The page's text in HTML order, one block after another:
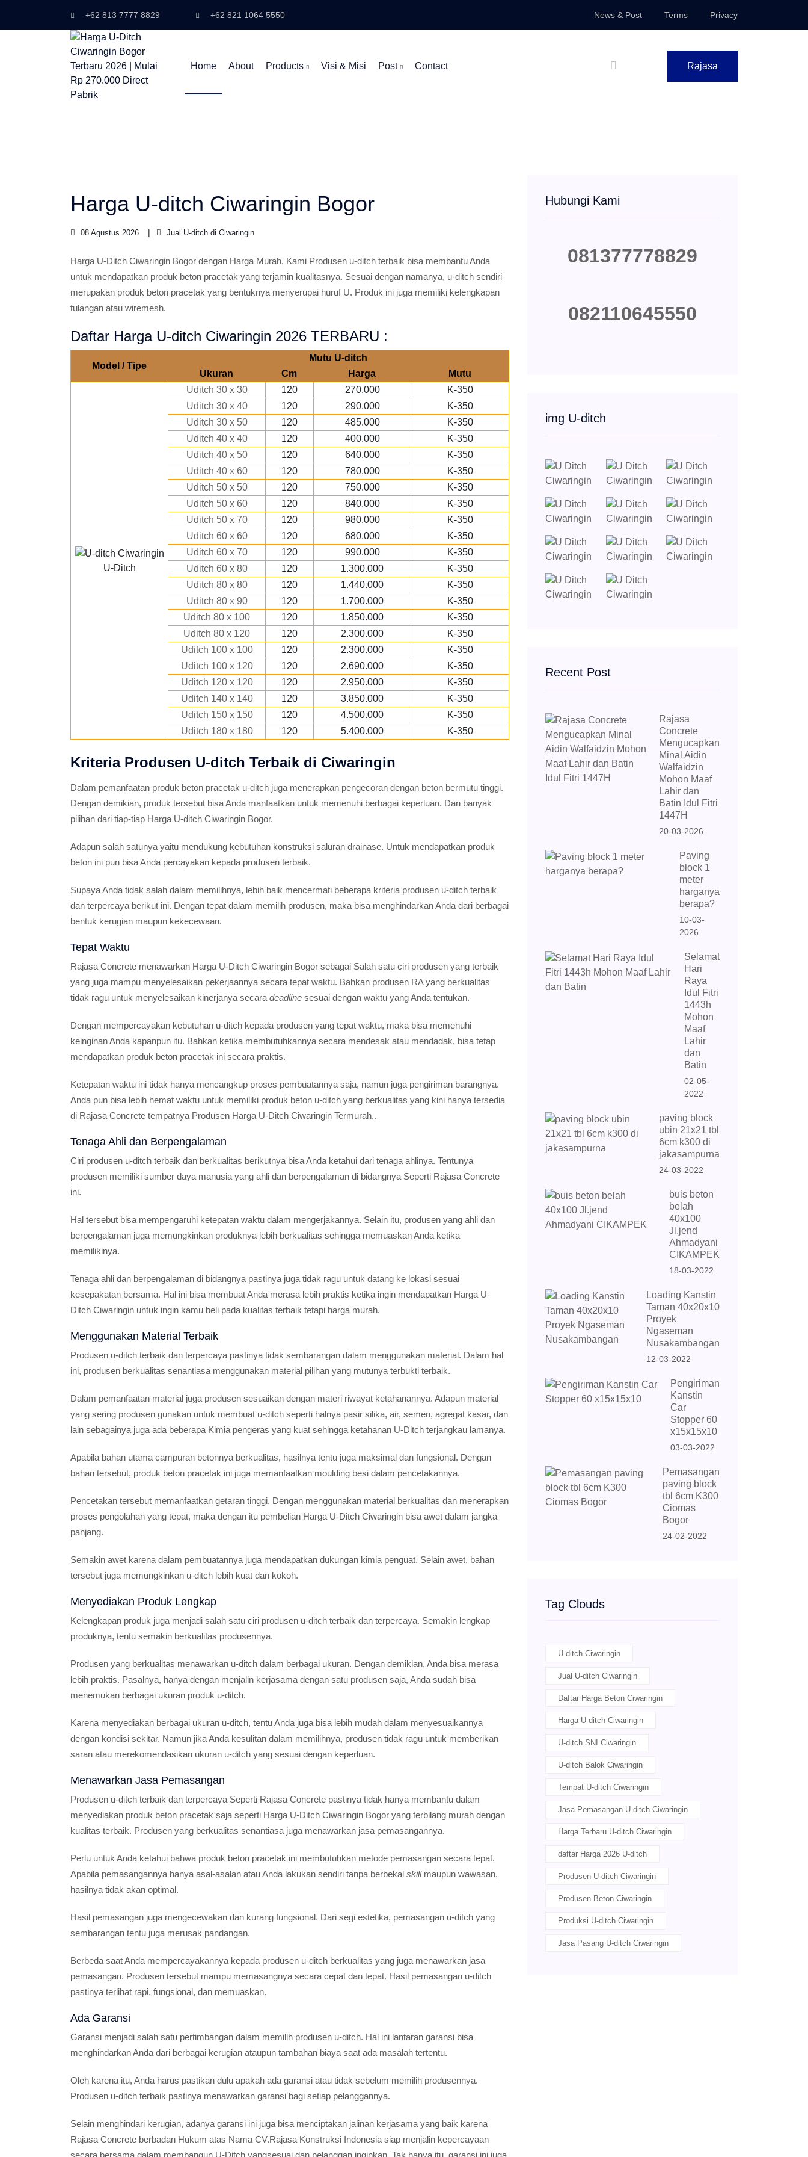
+62 813 7777 8829 +62 821 1064 5550 News & Post Terms Privacy
Home About Products Visi & Misi Post Contact Rajasa
Harga U-ditch Ciwaringin Bogor
08 Agustus 2026 Jual U-ditch di Ciwaringin
Harga U-Ditch Ciwaringin Bogor dengan Harga Murah, Kami Produsen u-ditch terbaik bisa membantu Anda
untuk mendapatkan produk beton pracetak yang terjamin kualitasnya. Sesuai dengan namanya, u-ditch sendiri
merupakan produk beton pracetak yang bentuknya menyerupai huruf U. Produk ini juga memiliki kelengkapan
tulangan atau wiremesh.
Daftar Harga U-ditch Ciwaringin 2026 TERBARU :
Model / Tipe
Mutu U-ditch
Ukuran
Cm Harga Mutu
U-Ditch
Uditch 30 x 30 120 270.000
K-350
Uditch 30 x 40
120 290.000
K-350
Uditch 30 x 50
120 485.000
K-350
Uditch 40 x 40
120 400.000
K-350
Uditch 40 x 50
120 640.000
K-350
Uditch 40 x 60
120 780.000
K-350
Uditch 50 x 50
120 750.000
K-350
Uditch 50 x 60
120 840.000
K-350
Uditch 50 x 70
120 980.000
K-350
Uditch 60 x 60
120 680.000
K-350
Uditch 60 x 70
120 990.000
K-350
Uditch 60 x 80
120 1.300.000
K-350
Uditch 80 x 80
120 1.440.000
K-350
Uditch 80 x 90
120 1.700.000
K-350
Uditch 80 x 100
120 1.850.000
K-350
Uditch 80 x 120
120 2.300.000
K-350
Uditch 100 x 100
120 2.300.000
K-350
Uditch 100 x 120
120 2.690.000
K-350
Uditch 120 x 120
120 2.950.000
K-350
Uditch 140 x 140
120 3.850.000
K-350
Uditch 150 x 150
120 4.500.000
K-350
Uditch 180 x 180
120 5.400.000 K-350
Kriteria Produsen U-ditch Terbaik di Ciwaringin
Dalam pemanfaatan produk beton pracetak u-ditch juga menerapkan pengecoran dengan beton bermutu tinggi.
Dengan demikian, produk tersebut bisa Anda manfaatkan untuk memenuhi berbagai keperluan. Dan banyak
pilihan dari tiap-tiap Harga U-ditch Ciwaringin Bogor.
Adapun salah satunya yaitu mendukung kebutuhan konstruksi saluran drainase. Untuk mendapatkan produk
beton ini pun bisa Anda percayakan kepada produsen terbaik.
Supaya Anda tidak salah dalam memilihnya, lebih baik mencermati beberapa kriteria produsen u-ditch terbaik
dan terpercaya berikut ini. Dengan tepat dalam memilih produsen, maka bisa menghindarkan Anda dari berbagai
bentuk kerugian maupun kekecewaan.
Tepat Waktu
Rajasa Concrete menawarkan Harga U-Ditch Ciwaringin Bogor sebagai Salah satu ciri produsen yang terbaik
yang juga mampu menyelesaikan pekerjaannya secara tepat waktu. Bahkan produsen RA yang berkualitas
tidak ragu untuk menyelesaikan kinerjanya secara deadline sesuai dengan waktu yang Anda tentukan.
Dengan mempercayakan kebutuhan u-ditch kepada produsen yang tepat waktu, maka bisa memenuhi
keinginan Anda kapanpun itu. Bahkan ketika membutuhkannya secara mendesak atau mendadak, bisa tetap
mendapatkan produk beton pracetak ini secara praktis.
Ketepatan waktu ini tidak hanya mencangkup proses pembuatannya saja, namun juga pengiriman barangnya.
Anda pun bisa lebih hemat waktu untuk memiliki produk beton u-ditch yang berkualitas yang kini hanya tersedia
di Rajasa Concrete tempatnya Produsen Harga U-Ditch Ciwaringin Termurah..
Tenaga Ahli dan Berpengalaman
Ciri produsen u-ditch terbaik dan berkualitas berikutnya bisa Anda ketahui dari tenaga ahlinya. Tentunya
produsen memiliki sumber daya manusia yang ahli dan berpengalaman di bidangnya Seperti Rajasa Concrete
ini.
Hal tersebut bisa mempengaruhi ketepatan waktu dalam mengerjakannya. Selain itu, produsen yang ahli dan
berpengalaman juga memungkinkan produknya lebih berkualitas sehingga memuaskan Anda ketika
memilikinya.
Tenaga ahli dan berpengalaman di bidangnya pastinya juga tidak ragu untuk datang ke lokasi sesuai
kesepakatan bersama. Hal ini bisa membuat Anda merasa lebih praktis ketika ingin mendapatkan Harga U-
Ditch Ciwaringin untuk ingin kamu beli pada kualitas terbaik tetapi harga murah.
Menggunakan Material Terbaik
Produsen u-ditch terbaik dan terpercaya pastinya tidak sembarangan dalam menggunakan material. Dalam hal
ini, produsen berkualitas senantiasa menggunakan material pilihan yang mutunya terbukti terbaik.
Dalam pemanfaatan material juga produsen sesuaikan dengan materi riwayat ketahanannya. Adapun material
yang sering produsen gunakan untuk membuat u-ditch seperti halnya pasir silika, air, semen, agregat kasar, dan
lain sebagainya juga ada beberapa Kimia pengeras yang kuat sehingga ketahanan U-Ditch terjangkau lamanya.
Apabila bahan utama campuran betonnya berkualitas, hasilnya tentu juga maksimal dan fungsional. Dengan
bahan tersebut, produk beton pracetak ini juga memanfaatkan moulding besi dalam pencetakannya.
Pencetakan tersebut memanfaatkan getaran tinggi. Dengan menggunakan material berkualitas dan menerapkan
proses pengolahan yang tepat, maka dengan itu pembelian Harga U-Ditch Ciwaringin bisa awet dalam jangka
panjang.
Semakin awet karena dalam pembuatannya juga mendapatkan dukungan kimia penguat. Selain awet, bahan
tersebut juga memungkinkan u-ditch lebih kuat dan kokoh.
Menyediakan Produk Lengkap
Kelengkapan produk juga menjadi salah satu ciri produsen u-ditch terbaik dan terpercaya. Semakin lengkap
produknya, tentu semakin berkualitas produsennya.
Produsen yang berkualitas menawarkan u-ditch dalam berbagai ukuran. Dengan demikian, Anda bisa merasa
lebih praktis. Pasalnya, hanya dengan menjalin kerjasama dengan satu produsen saja, Anda sudah bisa
menemukan berbagai ukuran produk u-ditch.
Karena menyediakan berbagai ukuran u-ditch, tentu Anda juga bisa lebih mudah dalam menyesuaikannya
dengan kondisi sekitar. Namun jika Anda kesulitan dalam memilihnya, produsen tidak ragu untuk memberikan
saran atau merekomendasikan ukuran u-ditch yang sesuai dengan keperluan.
Menawarkan Jasa Pemasangan
Produsen u-ditch terbaik dan terpercaya Seperti Rajasa Concrete pastinya tidak hanya membantu dalam
menyediakan produk beton pracetak saja seperti Harga U-Ditch Ciwaringin Bogor yang terbilang murah dengan
kualitas terbaik. Produsen yang berkualitas senantiasa juga menawarkan jasa pemasangannya.
Perlu untuk Anda ketahui bahwa produk beton pracetak ini membutuhkan metode pemasangan secara tepat.
Apabila pemasangannya hanya asal-asalan atau Anda lakukan sendiri tanpa berbekal skillmaupun wawasan,
hasilnya tidak akan optimal.
Hasil pemasangan juga mengecewakan dan kurang fungsional. Dari segi estetika, pemasangan u-ditch yang
sembarangan tentu juga merusak pandangan.
Berbeda saat Anda mempercayakannya kepada produsen u-ditch berkualitas yang juga menawarkan jasa
pemasangan. Produsen tersebut mampu memasangnya secara cepat dan tepat. Hasil pemasangan u-ditch
pastinya terlihat rapi, fungsional, dan memuaskan.
Ada Garansi
Garansi menjadi salah satu pertimbangan dalam memilih produsen u-ditch. Hal ini lantaran garansi bisa
menghindarkan Anda dari berbagai kerugian ataupun tambahan biaya saat ada masalah tertentu.
Oleh karena itu, Anda harus pastikan dulu apakah ada garansi atau tidak sebelum memilih produsennya.
Produsen u-ditch terbaik pastinya menawarkan garansi bagi setiap pelanggannya.
Selain menghindari kerugian, adanya garansi ini juga bisa menciptakan jalinan kerjasama yang baik karena
Rajasa Concrete berbadan Hukum atas Nama CV.Rajasa Konstruksi Indonesia siap menjalin kepercayaan
secara bersama dalam membangun U-Ditch yangsesuai dan pelanggan inginkan. Tak hanya itu, garansi ini juga
Hubungi Kami
081377778829
082110645550
img U-ditch
Recent Post
Rajasa
Concrete
Mengucapkan
Minal Aidin
Walfaidzin
Mohon Maaf
Lahir dan
Batin Idul Fitri
1447H
20-03-2026
Paving
block 1
meter
harganya
berapa?
10-03-
2026
Selamat
Hari
Raya
Idul Fitri
1443h
Mohon
Maaf
Lahir
dan
Batin
02-05-
2022
paving block
ubin 21x21 tbl
6cm k300 di
jakasampurna
24-03-2022
buis beton
belah
40x100
Jl.jend
Ahmadyani
CIKAMPEK
18-03-2022
Loading Kanstin
Taman 40x20x10
Proyek
Ngaseman
Nusakambangan
12-03-2022
Pengiriman
Kanstin
Car
Stopper 60
x15x15x10
03-03-2022
Pemasangan
paving block
tbl 6cm K300
Ciomas
Bogor
24-02-2022
Tag Clouds
U-ditch Ciwaringin
Jual U-ditch Ciwaringin
Daftar Harga Beton Ciwaringin
Harga U-ditch Ciwaringin
U-ditch SNI Ciwaringin
U-ditch Balok Ciwaringin
Tempat U-ditch Ciwaringin
Jasa Pemasangan U-ditch Ciwaringin
Harga Terbaru U-ditch Ciwaringin
daftar Harga 2026 U-ditch
Produsen U-ditch Ciwaringin
Produsen Beton Ciwaringin
Produksi U-ditch Ciwaringin
Jasa Pasang U-ditch Ciwaringin